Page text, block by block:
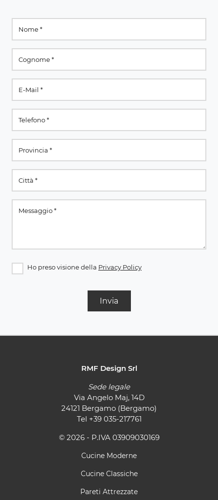
Ho preso visione della Privacy Policy
Invia
RMF Design Srl
Sede legale
Via Angelo Maj, 14D
24121 Bergamo (Bergamo)
Tel +39 035-217761
© 2026 - P.IVA 03909030169
Cucine Moderne
Cucine Classiche
Pareti Attrezzate